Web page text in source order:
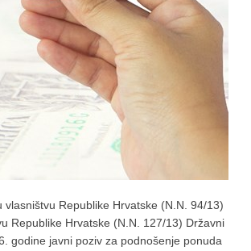
Republike Hrvatske (N.N. 94/13)
Republike Hrvatske (N.N. 127/13) Državni
godine javni poziv za podnošenje ponuda